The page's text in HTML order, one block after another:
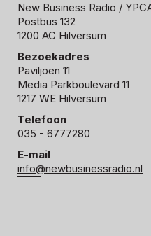
New Business Radio /
Postbus 132
1200 AC Hilversum
Bezoekadres
Paviljoen 11
Media Parkboulevard 11
1217 WE Hilversum
Telefoon
035 - 6777280
E-mail
info@newbusinessradio.nl